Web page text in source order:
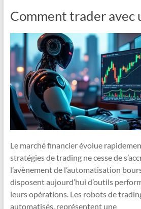
Comment trader avec
Le marché financier évolue
stratégies de trading ne cesse de
l’avènement de l’automatisation
disposent aujourd’hui d’outils
leurs opérations. Les robots de
automatisés, représentent une